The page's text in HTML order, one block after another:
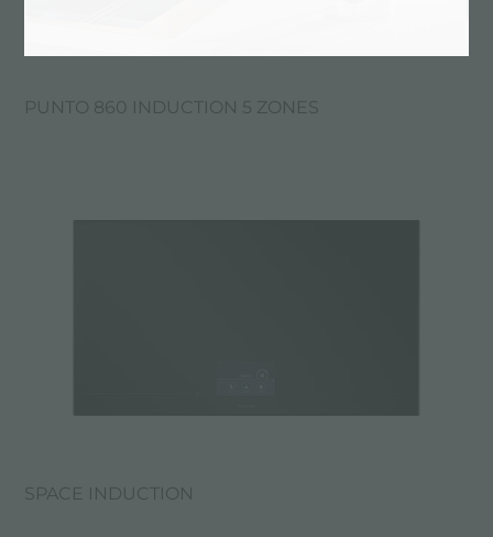
PUNTO 860 INDUCTION 5 ZONES
SPACE INDUCTION